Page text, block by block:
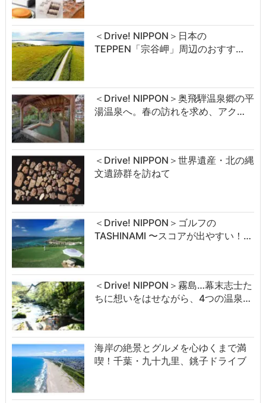
＜Drive! NIPPON＞日本の
TEPPEN「宗谷岬」周辺のおすす…
＜Drive! NIPPON＞奥飛騨温泉郷の平
湯温泉へ。春の訪れを求め、アク…
＜Drive! NIPPON＞世界遺産・北の縄
文遺跡群を訪ねて
＜Drive! NIPPON＞ゴルフの
TASHINAMI 〜スコアが出やすい！…
＜Drive! NIPPON＞霧島…幕末志士た
ちに想いをはせながら、4つの温泉…
海岸の絶景とグルメを心ゆくまで満
喫！千葉・九十九里、銚子ドライブ